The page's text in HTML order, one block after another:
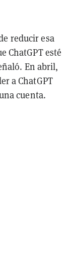
reducir esa
ChatGPT esté
En abril,
a ChatGPT
cuenta.